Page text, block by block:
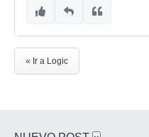
« Ir a Logic